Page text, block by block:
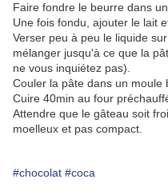
Faire fondre le beurre dans
Une fois fondu, ajouter le lait
Verser peu à peu le liquide
mélanger jusqu'à ce que la
ne vous inquiétez pas).
Couler la pâte dans un moule
Cuire 40min au four
Attendre que le gâteau soit
moelleux et pas compact.
#chocolat #coca